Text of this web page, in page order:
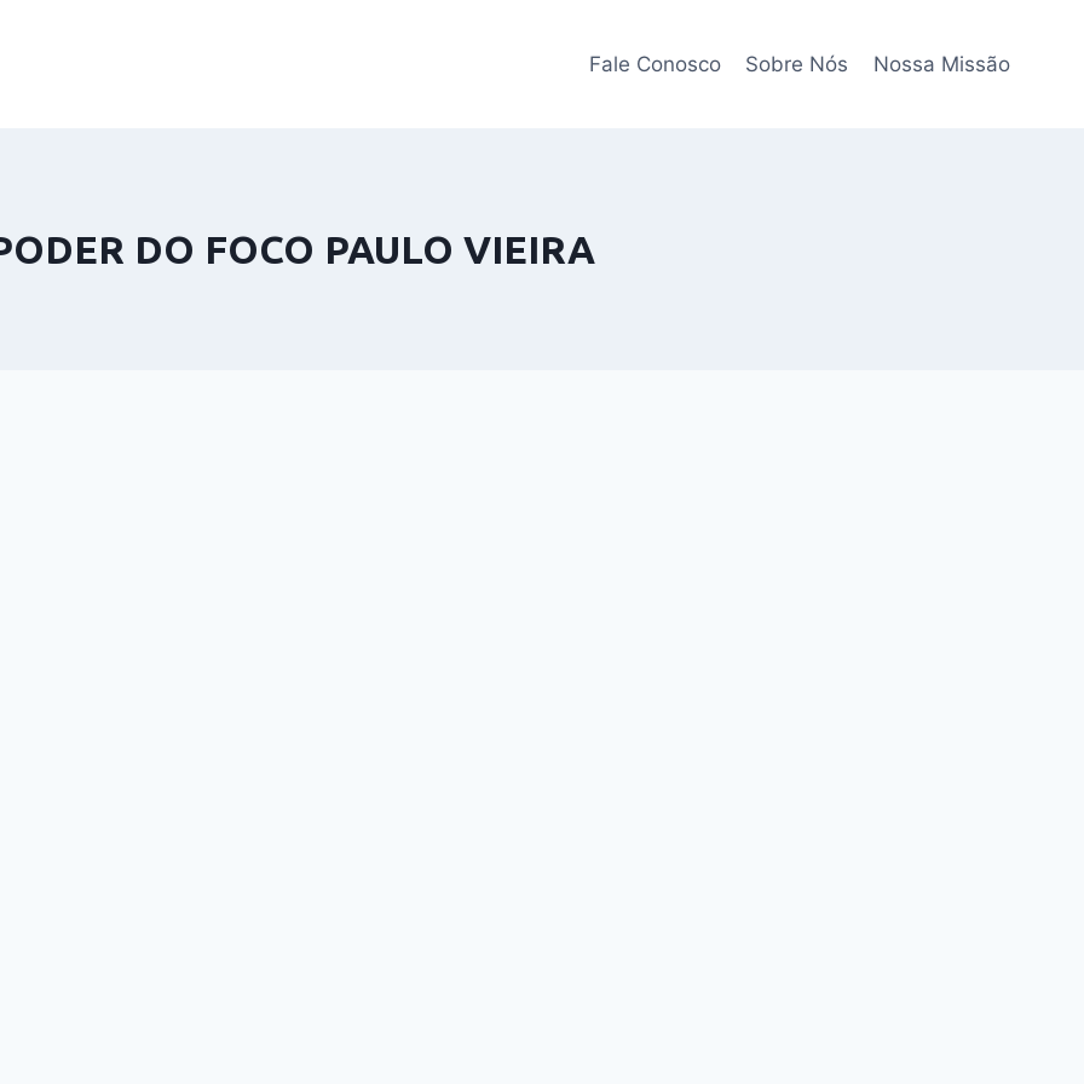
Fale Conosco Sobre Nós Nossa Missão
DO FOCO PAULO VIEIRA